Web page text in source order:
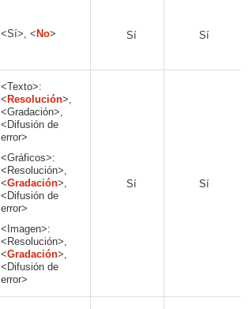
<Sí>, < No> Sí Sí
<Texto>:
< Resolución>,
<Gradación>,
<Difusión de
error>
<Gráficos>:
<Resolución>,
<Gradación>,
<Difusión de
error>
<Imagen>:
<Resolución>,
<Gradación>,
<Difusión de
error>
Sí Sí